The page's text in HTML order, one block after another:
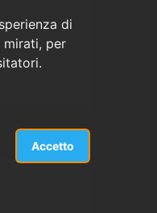
di
mirati, per
Accetto